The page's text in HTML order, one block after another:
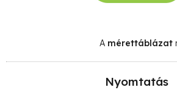
A mérettáblázat
Nyomtatás